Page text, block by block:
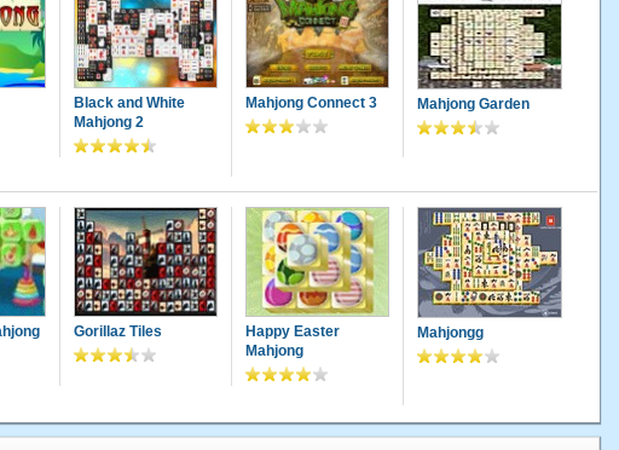
19.09.2011 · 13:49 Uhr
07.09.2011 · 18:52 Uhr
19.08.2011 · 13:15 Uhr
spiel!
Black and White
Mahjong 2
Mahjong Connect 3 Mahjong Garden
Gorillaz Tiles
Happy Easter
Mahjong
Mahjongg